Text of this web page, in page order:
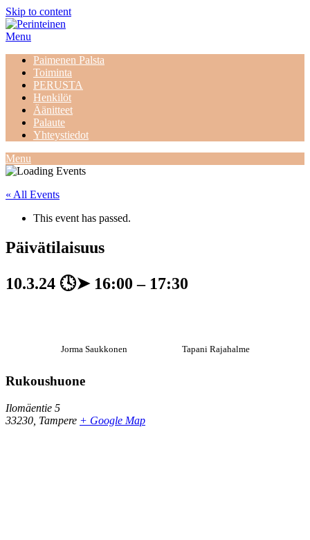
Skip to content
Menu
Paimenen Palsta
Toiminta
PERUSTA
Henkilöt
Äänitteet
Palaute
Yhteystiedot
Menu
« All Events
This event has passed.
Päivätilaisuus
10.3.24 🕓➤ 16:00– 17:30
Jorma Saukkonen Tapani Rajahalme
Rukoushuone
Ilomäentie 5
33230 Tampere + Google Map